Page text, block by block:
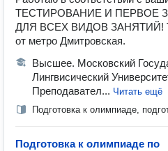
ТЕСТИРОВАНИЕ И ПЕРВОЕ
ДЛЯ ВСЕХ ВИДОВ ЗАНЯТИЙ!
от метро Дмитровская.
Высшее. Московский
Лингвисический
Преподавател... Читать ещё
Подготовка к олимпиаде,
Подготовка к олимпиаде по